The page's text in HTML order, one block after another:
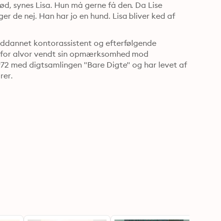
synes Lisa. Hun må gerne få den. Da Lise
de nej. Han har jo en hund. Lisa bliver ked af
kontorassistent og efterfølgende
alvor vendt sin opmærksomhed mod
med digtsamlingen "Bare Digte" og har levet af